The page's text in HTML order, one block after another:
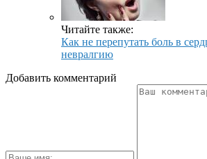
Читайте также:
Как не перепутать боль в
невралгию
Добавить комментарий